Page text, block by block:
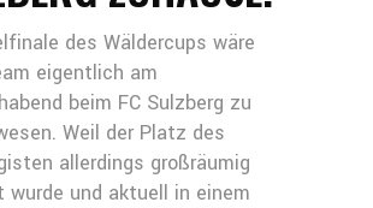
des Wäldercups wäre
eigentlich am
beim FC Sulzberg zu
Weil der Platz des
allerdings großräumig
wurde und aktuell in einem